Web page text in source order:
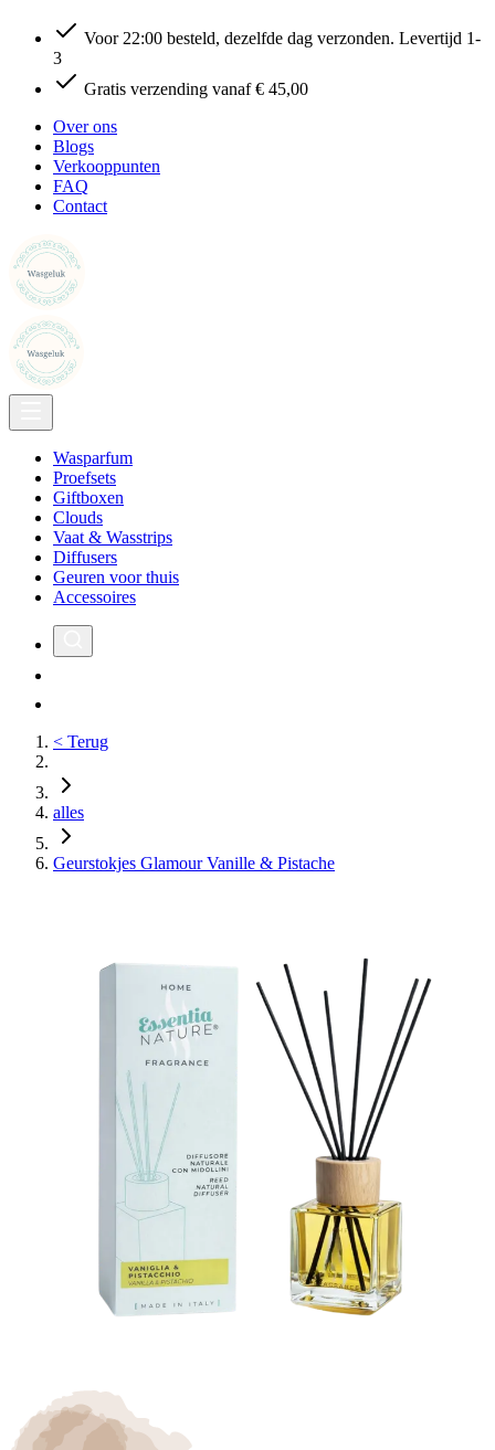
Voor 22:00 besteld, dezelfde dag verzonden. Levertijd 1-
3
Gratis verzending vanaf € 45,00
Over ons
Blogs
Verkooppunten
FAQ
Contact
Wasparfum
Proefsets
Giftboxen
Clouds
Vaat & Wasstrips
Diffusers
Geuren voor thuis
Accessoires
< Terug
alles
Geurstokjes Glamour Vanille & Pistache